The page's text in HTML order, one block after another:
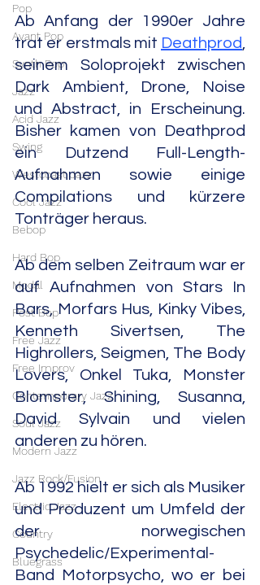
Pop
Avant Pop
Synth Pop
Jazz
Acid Jazz
Swing
Westcoast Jazz
Cool Jazz
Bebop
Hard Bop
Modal
Post Bop
Free Jazz
Free Improv
Contemporary Jazz
Soul Jazz
Modern Jazz
Jazz Rock/Fusion
Electric Jazz
Country
Bluegrass
Ab Anfang der 1990er Jahre
trat er erstmals mit Deathprod,
seinem Soloprojekt zwischen
Dark Ambient, Drone, Noise
und Abstract, in Erscheinung.
Bisher kamen von Deathprod
ein Dutzend Full-Length-
Aufnahmen sowie einige
Compilations und kürzere
Tonträger heraus.
Ab dem selben Zeitraum war er
auf Aufnahmen von Stars In
Bars, Morfars Hus, Kinky Vibes,
Kenneth Sivertsen, The
Highrollers, Seigmen, The Body
Lovers, Onkel Tuka, Monster
Blomster, Shining, Susanna,
David Sylvain und vielen
anderen zu hören.
Ab 1992 hielt er sich als Musiker
und Produzent um Umfeld der
der norwegischen
Psychedelic/Experimental-
Band Motorpsycho, wo er bei